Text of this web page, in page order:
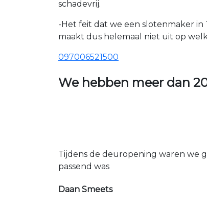
schadevrij.
-Het feit dat we een slotenmaker
maakt dus helemaal niet uit op
097006521500
We hebben meer dan
Tijdens de deuropening waren we
passend was
Daan Smeets